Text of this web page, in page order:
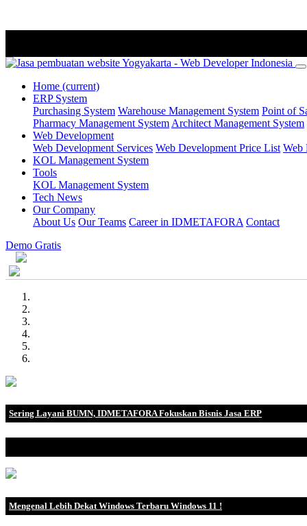
Home (current)
ERP System
Purchasing System Warehouse Management System Point of
Pharmacy Management System Architect Management System
Web Development
Web Development Services Web Development Price List Web
KOL Management System
Tools
KOL Management System
Tech News
Our Company
About Us Our Teams Career in IDMETAFORA Contact
Demo Gratis
Sering Layani BUMN, IDMETAFORA Fokuskan Bisnis Jasa ERP
Mengenal Lebih Dekat Windows Terbaru Windows 11 !